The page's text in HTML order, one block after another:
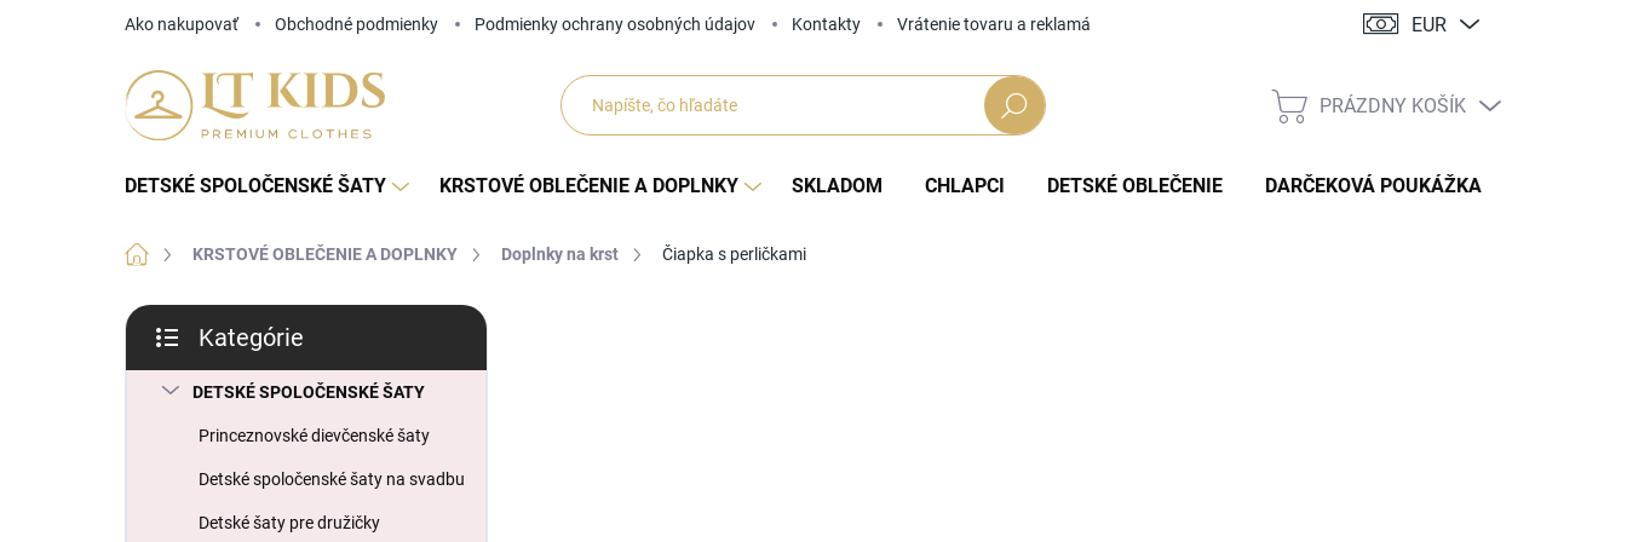
Ako nakupovať Obchodné podmienky Podmienky ochrany osobných údajov Kontakty Vrátenie tovaru a reklamácia EUR
Hľadať
NÁKUPNÝ
PRÁZDNY KOŠÍK
DETSKÉ SPOLOČENSKÉ ŠATY KRSTOVÉ OBLEČENIE A DOPLNKY SKLADOM CHLAPCI DETSKÉ OBLEČENIE DARČEKOVÁ POUKÁŽKA
DomovKRSTOVÉ OBLEČENIE A DOPLNKY Doplnky na krst Čiapka s perličkami
B
č
kategórie
Kategórie
DETSKÉ SPOLOČENSKÉ ŠATY
Princeznovské dievčenské šaty
Detské spoločenské šaty na svadbu
Detské šaty pre družičky